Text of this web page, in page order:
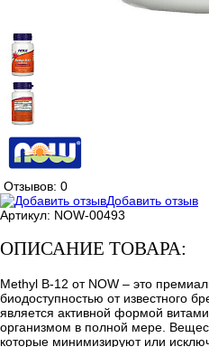
Отзывов: 0
Добавить отзыв
Артикул: NOW-00493
ОПИСАНИЕ ТОВАРА:
Methyl B-12 от NOW – это
биодоступностью от известного
является активной формой
организмом в полной мере.
которые минимизируют или